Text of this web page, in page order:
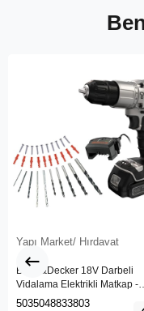
Yapı Market/ Hırdavat
Black&Decker 18V Darbeli
Vidalama Elektrikli Matkap -
BDCHD18SC1K-QW
5035048833803